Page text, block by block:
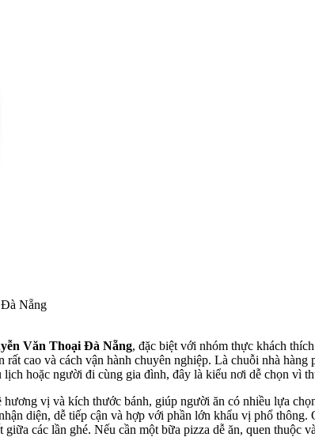
Nẵng
Văn Thoại Đà Nẵng, đặc biệt với nhóm thực khách
cao và cách vận hành chuyên nghiệp. Là chuỗi nhà
hoặc người đi cùng gia đình, đây là kiểu nơi dễ chọn vì
vị và kích thước bánh, giúp người ăn có nhiều lựa
diện, dễ tiếp cận và hợp với phần lớn khẩu vị phổ
các lần ghé. Nếu cần một bữa pizza dễ ăn, quen thuộc